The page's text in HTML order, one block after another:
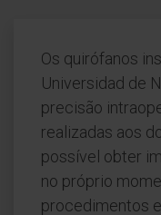
Os quirófanos
Universidad de
precisão
realizadas aos
possível obter
no próprio
procedimentos